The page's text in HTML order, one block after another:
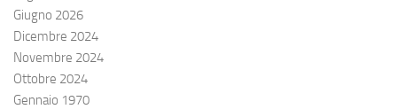
Giugno 2026
Dicembre 2024
Novembre 2024
Ottobre 2024
Gennaio 1970